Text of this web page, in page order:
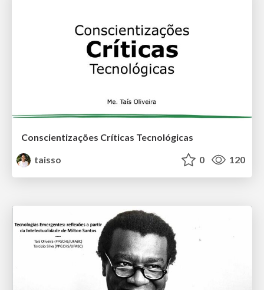
Conscientizações Críticas Tecnológicas
taisso
0 120